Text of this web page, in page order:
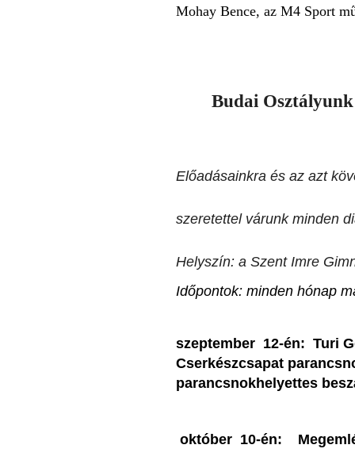
Mohay Bence, az M4 Sport
Budai
Előadásainkra és az azt
szeretettel várunk minden
Helyszín: a Szent Imre
Időpontok: minden hónap
szeptember 12-én: Turi
Cserkészcsapat
parancsnokhelyettes
október 10-én: